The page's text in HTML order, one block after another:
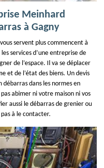
Meinhard
à Gagny
servent plus commencent à
services d’une entreprise de
de l’espace. Il va se déplacer
et de l’état des biens. Un devis
débarras dans les normes en
abimer ni votre maison ni vos
aussi le débarras de grenier ou
pas à le contacter.